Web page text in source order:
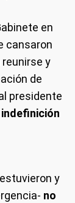
en
cansaron
y
de
presidente
y
no